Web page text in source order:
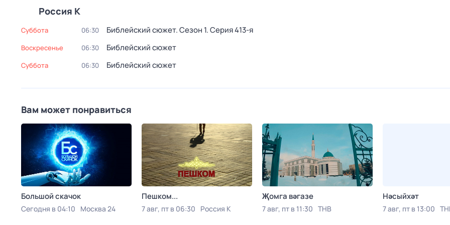
Россия К
суббота 06:30 Библейский сюжет. Сезон 1. Серия 413-я
воскресенье 06:30 Библейский сюжет
суббота 06:30 Библейский сюжет
Вам может понравиться
Большой скачок
Сегодня в 04:10 Москва 24
Пешком...
7 авг, пт в 06:30 Россия К
Җомга вәгазе
7 авг, пт в 11:30 ТНВ
Нәсыйхәт
7 авг, пт в 13:00